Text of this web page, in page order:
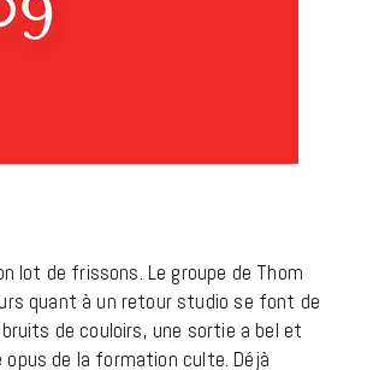
lot de frissons. Le groupe de Thom
quant à un retour studio se font de
de couloirs, une sortie a bel et
opus de la formation culte. Déjà